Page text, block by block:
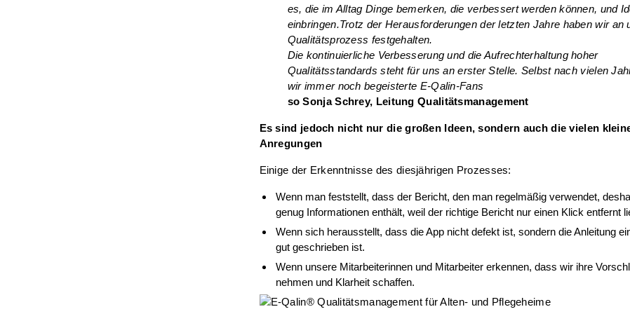
es, die im Alltag Dinge bemerken, die verbessert werden können, und
einbringen.Trotz der Herausforderungen der letzten Jahre haben wir an
Qualitätsprozess festgehalten.
Die kontinuierliche Verbesserung und die Aufrechterhaltung hoher
Qualitätsstandards steht für uns an erster Stelle. Selbst nach vielen
wir immer noch begeisterte E-Qalin-Fans
so Sonja Schrey, Leitung Qualitätsmanagement
Es sind jedoch nicht nur die großen Ideen, sondern auch die vielen
Anregungen
Einige der Erkenntnisse des diesjährigen Prozesses:
Wenn man feststellt, dass der Bericht, den man regelmäßig verwendet,
genug Informationen enthält, weil der richtige Bericht nur einen Klick entfernt
Wenn sich herausstellt, dass die App nicht defekt ist, sondern die Anleitung
gut geschrieben ist.
Wenn unsere Mitarbeiterinnen und Mitarbeiter erkennen, dass wir ihre
nehmen und Klarheit schaffen.